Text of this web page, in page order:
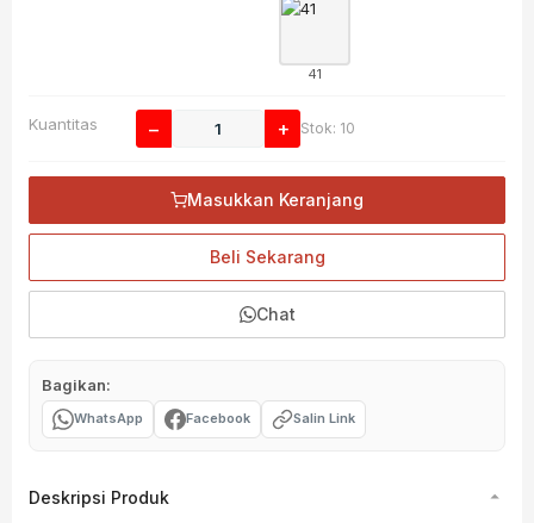
41
Kuantitas − + Stok: 10
Masukkan Keranjang
Beli Sekarang
Chat
Bagikan:
WhatsApp Facebook Salin Link
Deskripsi Produk